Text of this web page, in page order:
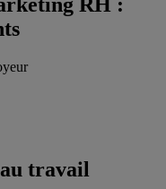
travail